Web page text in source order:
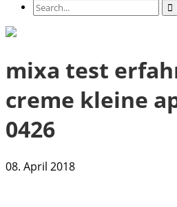
mixa test
creme kleine
0426
08. April 2018